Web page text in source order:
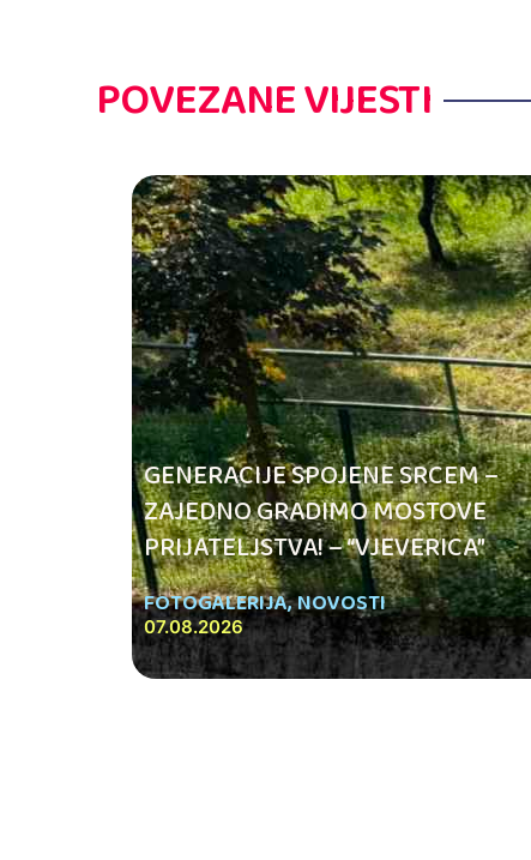
POVEZANE VIJESTI
GENERACIJE SPOJENE SRCEM –
ZAJEDNO GRADIMO MOSTOVE
PRIJATELJSTVA! – “VJEVERICA”
FOTOGALERIJA,NOVOSTI
07.08.2026